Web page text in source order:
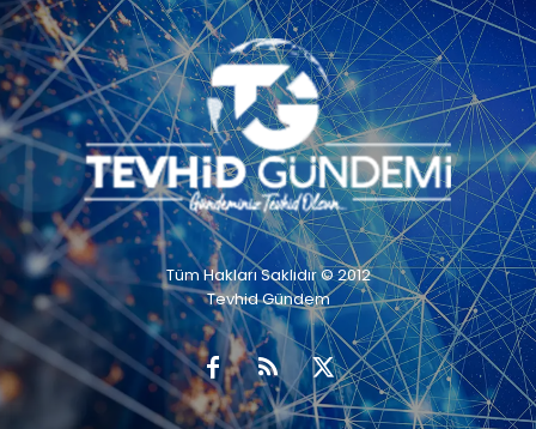
Tüm Hakları Saklıdır © 2012
Tevhid Gündem